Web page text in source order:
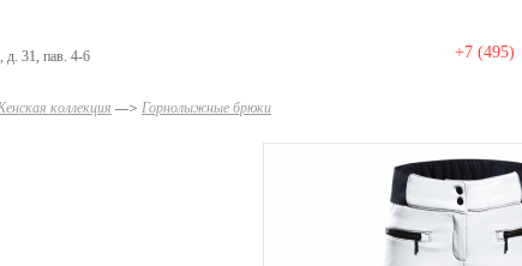
д. 31, пав. 4-6 +7 (495)
коллекция —> Горнолыжные брюки